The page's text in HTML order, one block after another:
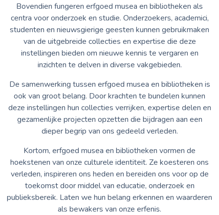
Bovendien fungeren erfgoed musea en bibliotheken als
centra voor onderzoek en studie. Onderzoekers, academici,
studenten en nieuwsgierige geesten kunnen gebruikmaken
van de uitgebreide collecties en expertise die deze
instellingen bieden om nieuwe kennis te vergaren en
inzichten te delven in diverse vakgebieden.
De samenwerking tussen erfgoed musea en bibliotheken is
ook van groot belang. Door krachten te bundelen kunnen
deze instellingen hun collecties verrijken, expertise delen en
gezamenlijke projecten opzetten die bijdragen aan een
dieper begrip van ons gedeeld verleden.
Kortom, erfgoed musea en bibliotheken vormen de
hoekstenen van onze culturele identiteit. Ze koesteren ons
verleden, inspireren ons heden en bereiden ons voor op de
toekomst door middel van educatie, onderzoek en
publieksbereik. Laten we hun belang erkennen en waarderen
als bewakers van onze erfenis.